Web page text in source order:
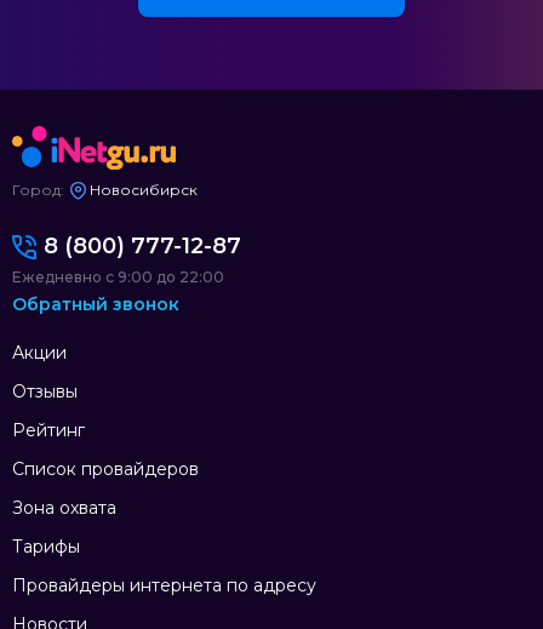
Город: Новосибирск
Акции
Отзывы
Рейтинг
Список провайдеров
Зона охвата
Тарифы
Провайдеры интернета по адресу
Новости
8 (800) 777-12-87
Ежедневно с 9:00 до 22:00
Обратный звонок